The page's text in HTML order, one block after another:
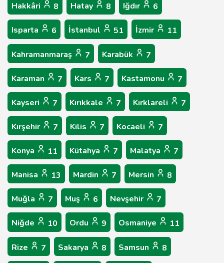
Hakkâri 8 Hatay 8 Iğdır 6
Isparta 6 İstanbul 51 İzmir 11
Kahramanmaraş 7 Karabük 7
Karaman 7 Kars 7 Kastamonu 7
Kayseri 7 Kırıkkale 7 Kırklareli 7
Kırşehir 7 Kilis 7 Kocaeli 7
Konya 11 Kütahya 7 Malatya 7
Manisa 13 Mardin 7 Mersin 8
Muğla 7 Muş 6 Nevşehir 7
Niğde 10 Ordu 9 Osmaniye 11
Rize 7 Sakarya 8 Samsun 8